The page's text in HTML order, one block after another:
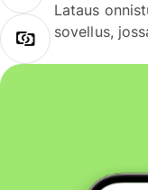
Lataus
sovellus,